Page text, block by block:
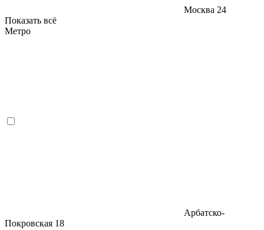
Москва 24
Показать всё
Метро
Арбатско-
Покровская 18